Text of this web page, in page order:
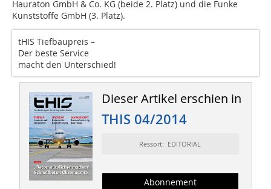
Hauraton GmbH & Co. KG (beide 2. Platz) und die Funke
Kunststoffe GmbH (3. Platz).
tHIS Tiefbaupreis –
Der beste Service
macht den Unterschied!
Dieser Artikel erschien in
THIS 04/2014
Ressort: EDITORIAL
Abonnement